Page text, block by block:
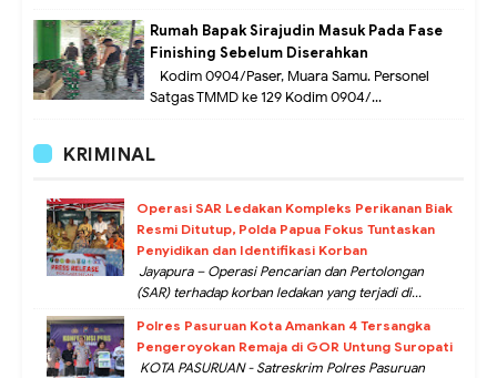
Rumah Bapak Sirajudin Masuk Pada Fase
Finishing Sebelum Diserahkan
Kodim 0904/Paser, Muara Samu. Personel
Satgas TMMD ke 129 Kodim 0904/...
KRIMINAL
Operasi SAR Ledakan Kompleks Perikanan Biak
Resmi Ditutup, Polda Papua Fokus Tuntaskan
Penyidikan dan Identifikasi Korban
Jayapura – Operasi Pencarian dan Pertolongan
(SAR) terhadap korban ledakan yang terjadi di...
Polres Pasuruan Kota Amankan 4 Tersangka
Pengeroyokan Remaja di GOR Untung Suropati
KOTA PASURUAN - Satreskrim Polres Pasuruan